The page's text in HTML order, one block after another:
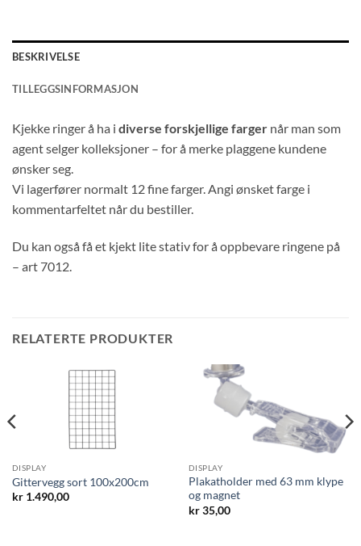
BESKRIVELSE
TILLEGGSINFORMASJON
Kjekke ringer å ha i diverse forskjellige farger når man som
agent selger kolleksjoner – for å merke plaggene kundene
ønsker seg.
Vi lagerfører normalt 12 fine farger. Angi ønsket farge i
kommentarfeltet når du bestiller.
Du kan også få et kjekt lite stativ for å oppbevare ringene på
– art 7012.
RELATERTE PRODUKTER
DISPLAY
Gittervegg sort 100x200cm
kr1.490,00
DISPLAY
Plakatholder med 63 mm klype
og magnet
kr35,00